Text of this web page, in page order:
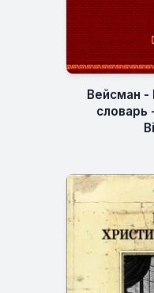
Вейсман -
словарь